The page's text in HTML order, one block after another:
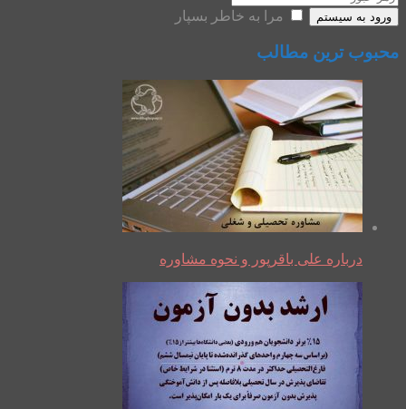
ورود به سیستم مرا به خاطر بسپار
محبوب ترین مطالب
درباره علی باقرپور و نحوه مشاوره